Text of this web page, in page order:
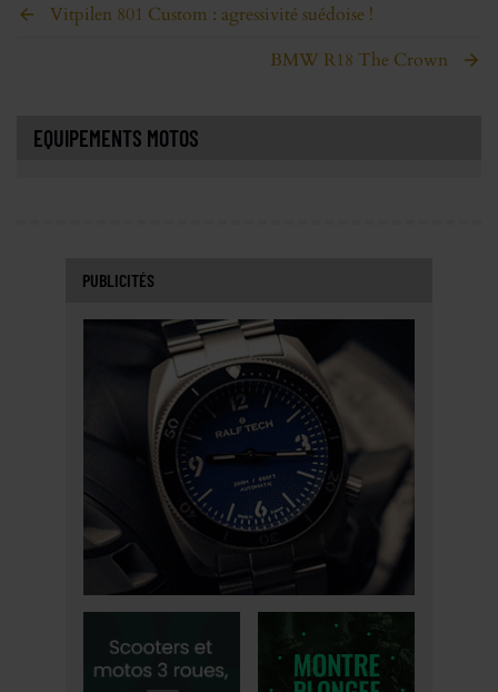
Vitpilen 801 Custom : agressivité suédoise !
BMW R18 The Crown
EQUIPEMENTS MOTOS
PUBLICITÉS